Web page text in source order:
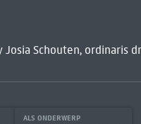
Schouten, ordinaris
ALS ONDERWERP